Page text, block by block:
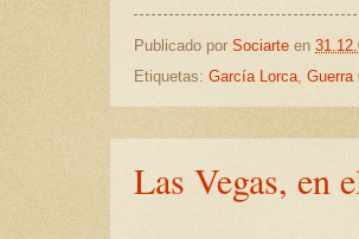
Publicado por Sociarte en
Etiquetas: García Lorca, Guerra
Las Vegas, en